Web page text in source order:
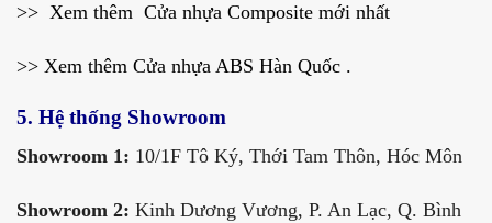
>> Xem thêm Cửa nhựa Composite mới nhất
>> Xem thêm Cửa nhựa ABS Hàn Quốc .
5. Hệ thống Showroom
Showroom 1: 10/1F Tô Ký, Thới Tam Thôn, Hóc Môn
Showroom 2: Kinh Dương Vương, P. An Lạc, Q. Bình